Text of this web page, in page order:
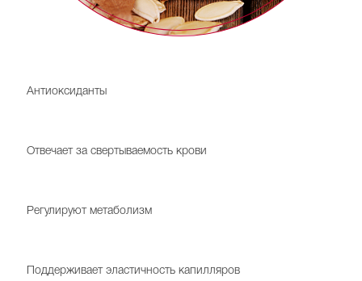
Антиоксиданты
Отвечает за свертываемость крови
Регулируют метаболизм
Поддерживает эластичность капилляров